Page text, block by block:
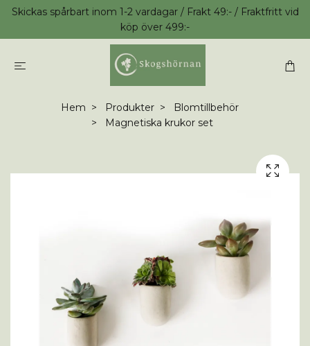
Skickas spårbart inom 1-2 vardagar / Frakt 49:- / Fraktfritt vid
köp över 499:-
Hem Produkter
Blomtillbehör
Magnetiska krukor set